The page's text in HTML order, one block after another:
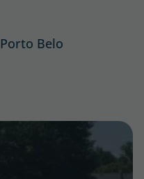
Porto Belo